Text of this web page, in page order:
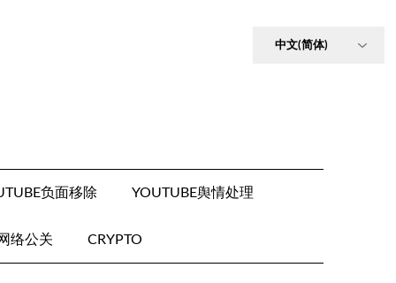
负面移除 YOUTUBE舆情处理
络公关 CRYPTO